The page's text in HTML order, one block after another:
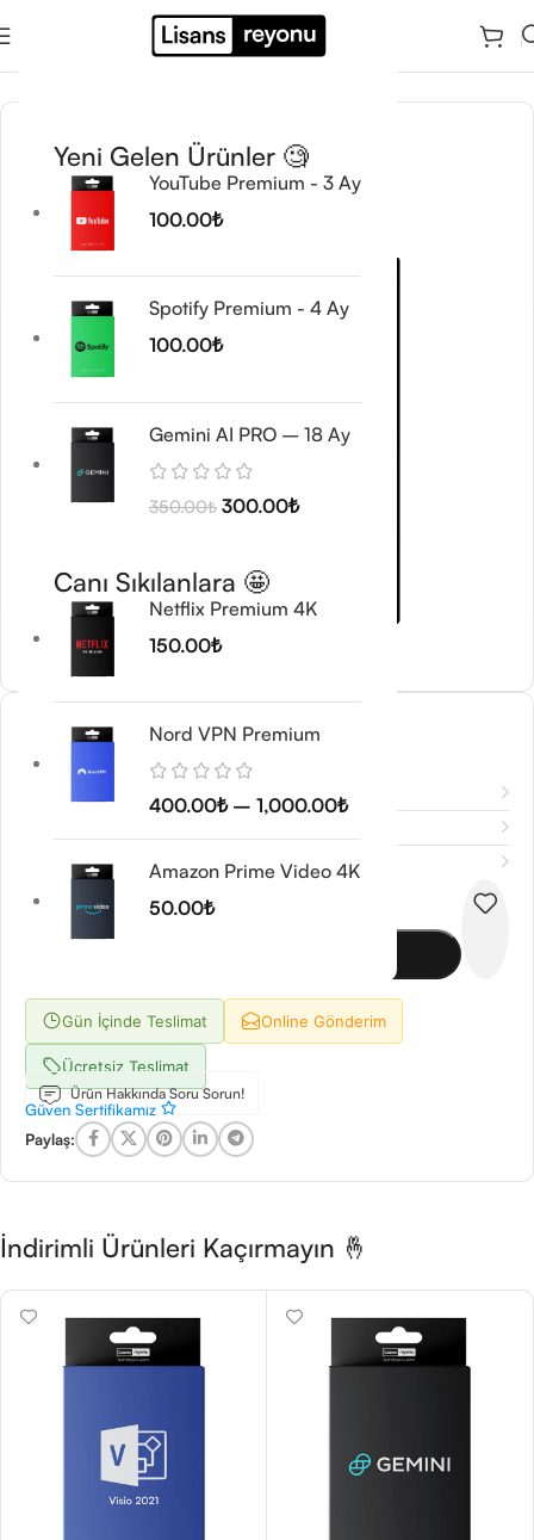
Yeni Gelen Ürünler 🧐
YouTube Premium - 3 Ay
100.00₺
Spotify Premium - 4 Ay
100.00₺
Gemini AI PRO – 18 Ay
350.00₺ 300.00₺
Canı Sıkılanlara 🤩
Netflix Premium 4K
150.00₺
Nord VPN Premium
400.00₺ – 1,000.00₺
Amazon Prime Video 4K
50.00₺
Yapay Zeka & SEO Araçları
🔥 TREND
SuperGrok
900.00
Değerlendirmeler (0)
- +
Gün İçinde Teslimat Online Gönderim
Ücretsiz Teslimat
Ürün Hakkında Soru Sorun!
Güven Sertifikamız
Paylaş:
İndirimli Ürünleri Kaçırmayın 🤞